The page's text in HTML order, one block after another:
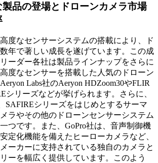
品の登場とドローンカメラ市場
度なセンサーシステムの搭載により、ド
年で著しい成長を遂げています。この成
ーダー各社は製品ラインナップをさらに
度なセンサーを搭載した人気のドローン
Labs社のAeryon HDZoom30やFLIR
シリーズなどが挙げられます。さらに、
SAFIREシリーズをはじめとするサーマ
ラやその他のドローンセンサーシステム
つです。また、GoPro社は、音声制御機
定化機能を備えたヒーローカメラなど、
ーカーに支持されている独自のカメラと
ーを幅広く提供しています。このよう